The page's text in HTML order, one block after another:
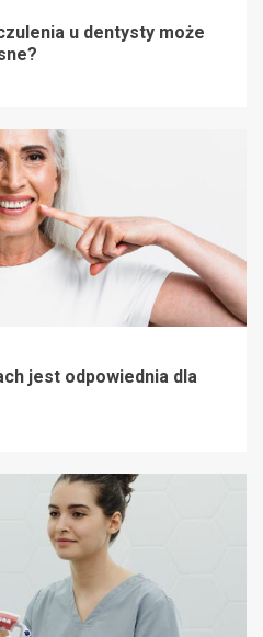
u dentysty może
jest odpowiednia dla